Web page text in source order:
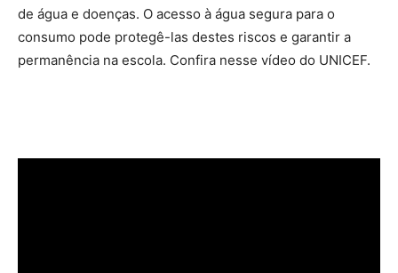
de água e doenças. O acesso à água segura para o
consumo pode protegê-las destes riscos e garantir a
permanência na escola. Confira nesse vídeo do UNICEF.